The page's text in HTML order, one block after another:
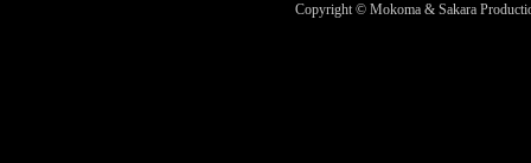
Copyright © Mokoma & Sakara